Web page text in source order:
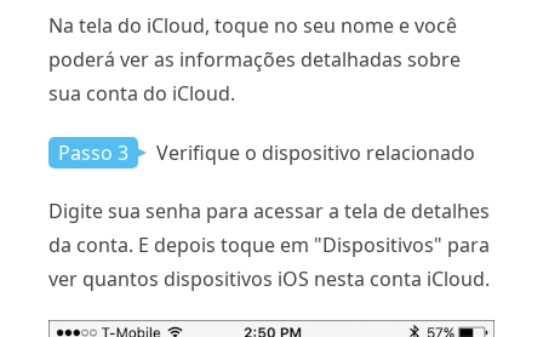
Na tela do iCloud, toque no seu nome e você
poderá ver as informações detalhadas sobre
sua conta do iCloud.
Passo 3 Verifique o dispositivo relacionado
Digite sua senha para acessar a tela de detalhes
da conta. E depois toque em "Dispositivos" para
ver quantos dispositivos iOS nesta conta iCloud.